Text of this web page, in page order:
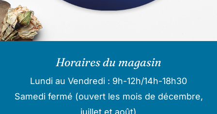
Horaires du magasin
Lundi au Vendredi : 9h-12h/14h-18h30
Samedi fermé (ouvert les mois de décembre,
juillet et août)